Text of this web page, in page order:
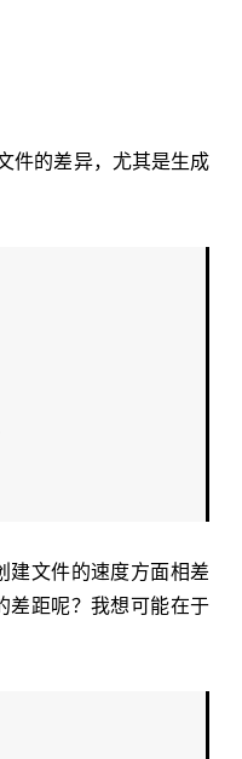
件的差异，尤其是生成
建文件的速度方面相差
差距呢？我想可能在于